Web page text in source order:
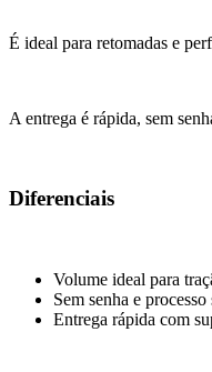
É ideal para retomadas e
A entrega é rápida, sem
Diferenciais
Volume ideal para
Sem senha e processo
Entrega rápida com